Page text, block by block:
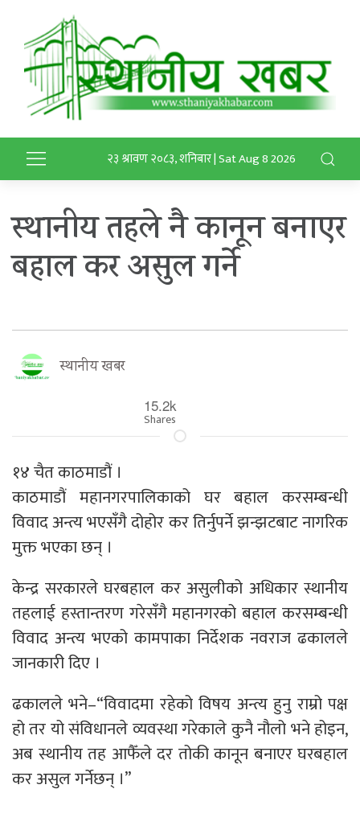
२३ श्रावण २०८३, शनिबार | Sat Aug 8 2026
स्थानीय तहले नै कानून बनाएर
बहाल कर असुल गर्ने
स्थानीय खबर
15.2k
Shares
१४ चैत काठमाडौं ।
काठमाडौं महानगरपालिकाको घर बहाल करसम्बन्धी
विवाद अन्त्य भएसँगै दोहोर कर तिर्नुपर्ने झन्झटबाट नागरिक
मुक्त भएका छन् ।
केन्द्र सरकारले घरबहाल कर असुलीको अधिकार स्थानीय
तहलाई हस्तान्तरण गरेसँगै महानगरको बहाल करसम्बन्धी
विवाद अन्त्य भएको कामपाका निर्देशक नवराज ढकालले
जानकारी दिए ।
ढकालले भने–“विवादमा रहेको विषय अन्त्य हुनु राम्रो पक्ष
हो तर यो संविधानले व्यवस्था गरेकाले कुनै नौलो भने होइन,
अब स्थानीय तह आफैँले दर तोकी कानून बनाएर घरबहाल
कर असुल गर्नेछन् ।”